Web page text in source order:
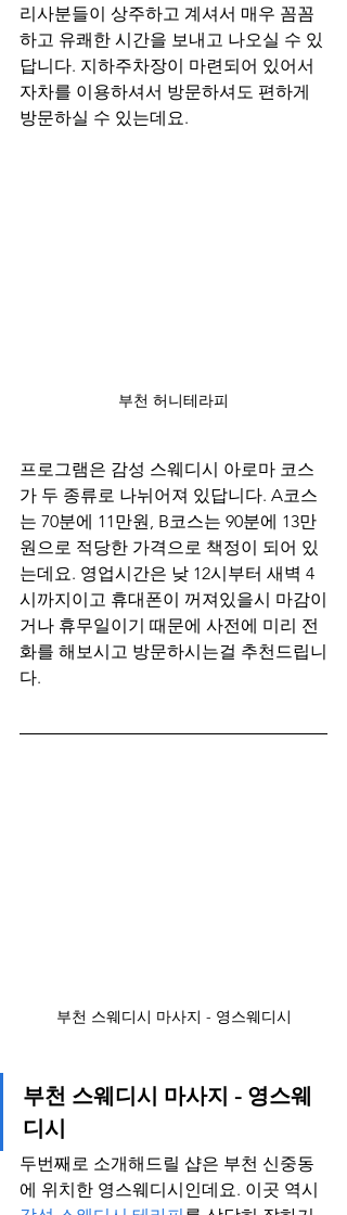
리사분들이 상주하고 계셔서 매우 꼼꼼
하고 유쾌한 시간을 보내고 나오실 수 있
답니다. 지하주차장이 마련되어 있어서
자차를 이용하셔서 방문하셔도 편하게
방문하실 수 있는데요.
부천 허니테라피
프로그램은 감성 스웨디시 아로마 코스
가 두 종류로 나뉘어져 있답니다. A코스
는 70분에 11만원, B코스는 90분에 13만
원으로 적당한 가격으로 책정이 되어 있
는데요. 영업시간은 낮 12시부터 새벽 4
시까지이고 휴대폰이 꺼져있을시 마감이
거나 휴무일이기 때문에 사전에 미리 전
화를 해보시고 방문하시는걸 추천드립니
다.
부천 스웨디시 마사지 - 영스웨디시
부천 스웨디시 마사지 - 영스웨
디시
두번째로 소개해드릴 샵은 부천 신중동
에 위치한 영스웨디시인데요. 이곳 역시